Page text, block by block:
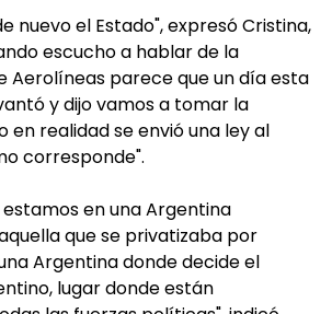
nuevo el Estado", expresó Cristina,
escucho a hablar de la
Aerolíneas parece que un día esta
y dijo vamos a tomar la
en realidad se envió una ley al
corresponde".
en una Argentina
que se privatizaba por
Argentina donde decide el
lugar donde están